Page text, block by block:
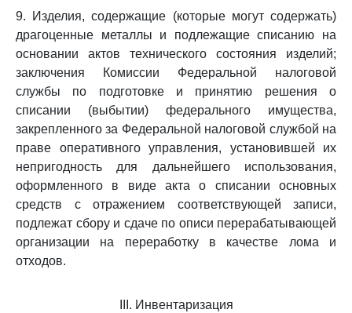
9. Изделия, содержащие (которые могут содержать)
драгоценные металлы и подлежащие списанию на
основании актов технического состояния изделий;
заключения Комиссии Федеральной налоговой
службы по подготовке и принятию решения о
списании (выбытии) федерального имущества,
закрепленного за Федеральной налоговой службой на
праве оперативного управления, установившей их
непригодность для дальнейшего использования,
оформленного в виде акта о списании основных
средств с отражением соответствующей записи,
подлежат сбору и сдаче по описи перерабатывающей
организации на переработку в качестве лома и
отходов.
III. Инвентаризация